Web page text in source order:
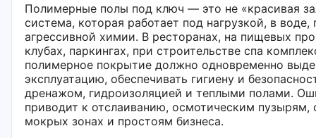
Полимерные полы под ключ — это не «красивая
система, которая работает под нагрузкой, в
агрессивной химии. В ресторанах, на пищевых
клубах, паркингах, при строительстве спа
полимерное покрытие должно одновременно
эксплуатацию, обеспечивать гигиену и
дренажом, гидроизоляцией и теплыми полами.
приводит к отслаиванию, осмотическим
мокрых зонах и простоям бизнеса.